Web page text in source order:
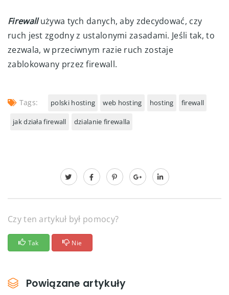
Firewallużywa tych danych, aby zdecydować, czy
ruch jest zgodny z ustalonymi zasadami. Jeśli tak, to
zezwala, w przeciwnym razie ruch zostaje
zablokowany przez firewall.
Tags: polski hosting web hosting hosting firewall
jak działa firewall dzialanie firewalla
Czy ten artykuł był pomocy?
Tak Nie
Powiązane artykuły